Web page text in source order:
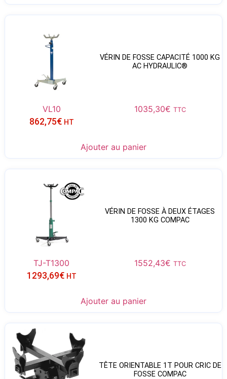
VÉRIN DE FOSSE CAPACITÉ 1000 KG
AC HYDRAULIC®
VL10 1035,30€ TTC
862,75€ HT
Ajouter au panier
VÉRIN DE FOSSE À DEUX ÉTAGES
1300 KG COMPAC
TJ-T1300 1552,43€ TTC
1293,69€ HT
Ajouter au panier
TÊTE ORIENTABLE 1T POUR CRIC DE
FOSSE COMPAC